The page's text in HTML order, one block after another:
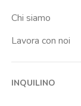
Chi siamo
Lavora con noi
INQUILINO